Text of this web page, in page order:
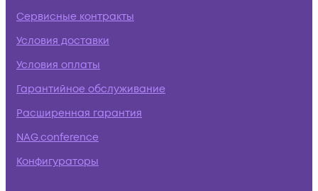
Сервисные контракты
Условия доставки
Условия оплаты
Гарантийное обслуживание
Расширенная гарантия
NAG.conference
Конфигураторы